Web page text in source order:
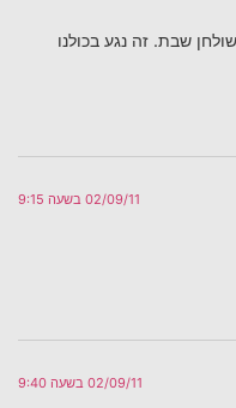
שבת. זה נגע בכולנו
02/09/11 בשעה 9:15
02/09/11 בשעה 9:40